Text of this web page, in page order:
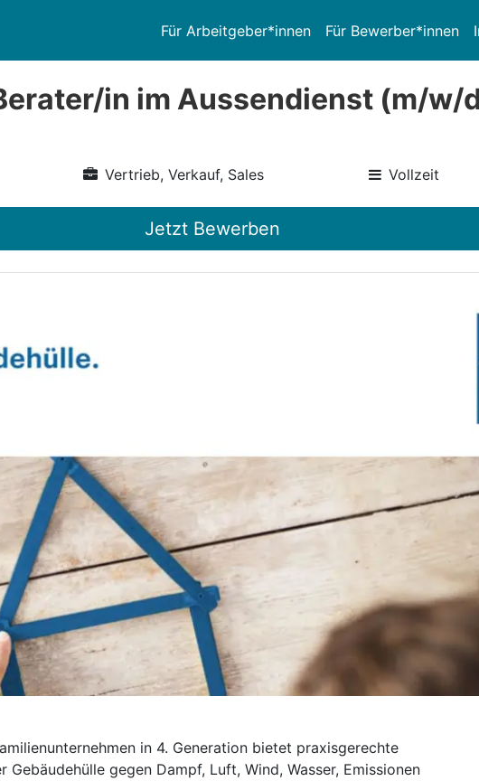
Für Arbeitgeber*innen Für Bewerber*innen
in im Aussendienst (m/w/
Vertrieb, Verkauf, Sales Vollzeit
Jetzt Bewerben
in 4. Generation bietet praxisgerechte
gegen Dampf, Luft, Wind, Wasser, Emissionen